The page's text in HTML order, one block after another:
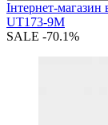
Інтернет-магазин
UT173-9M
SALE -70.1%